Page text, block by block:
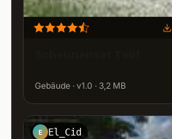
Gebäude · v1.0 · 3,2 MB
E El_Cid